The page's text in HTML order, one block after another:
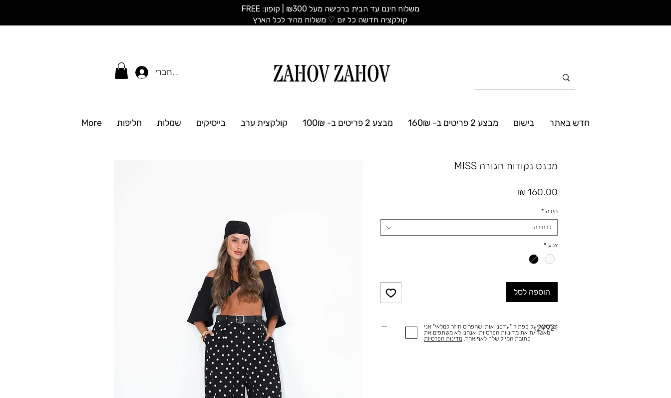
משלוח חינם עד הבית ברכישה מעל ₪300 | קופון: FREE
​קולקציה חדשה כל יום ♡ משלוח מהיר לכל הארץ
התחברי
חדש באתר בישום מבצע 2 פריטים ב- 160₪ מבצע 2 פריטים ב- 100₪ קולקצית ערב בייסיקים שמלות חליפות More
מכנס נקודות חגורה MISS
מידה *
לבחירה
צבע *
הוספה לסל
29921
בלחיצה על כפתור "עדכנו אותי שהפריט חוזר למלאי" אני
מאשר/ת את מדיניות הפרטיות. אנחנו לא משתפים את
כתובת המייל שלך לאף אחד. מדינות הפרטיות